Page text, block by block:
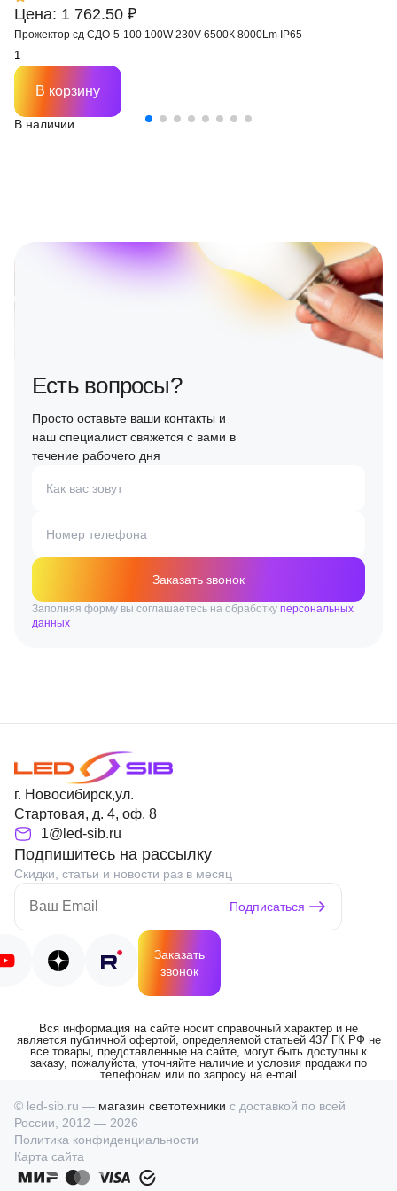
Цена: 1 762.50 ₽
Прожектор сд СДО-5-100 100W 230V 6500К 8000Lm IP65
В наличии
В корзину
Есть вопросы?
Просто оставьте ваши контакты и
наш специалист свяжется с вами в
течение рабочего дня
Как вас зовут
Номер телефона
Заказать звонок
Заполняя форму вы соглашаетесь на обработку персональных
данных
г. Новосибирск,ул.
Стартовая, д. 4, оф. 8
1@led-sib.ru
Подпишитесь на рассылку
Скидки, статьи и новости раз в месяц
Подписаться
Заказать
звонок
Вся информация на сайте носит справочный характер и не
является публичной офертой, определяемой статьей 437 ГК РФ не
все товары, представленные на сайте, могут быть доступны к
заказу, пожалуйста, уточняйте наличие и условия продажи по
телефонам или по запросу на e-mail
© led-sib.ru — магазин светотехники с доставкой по всей
России, 2012 — 2026
Политика конфиденциальности
Карта сайта